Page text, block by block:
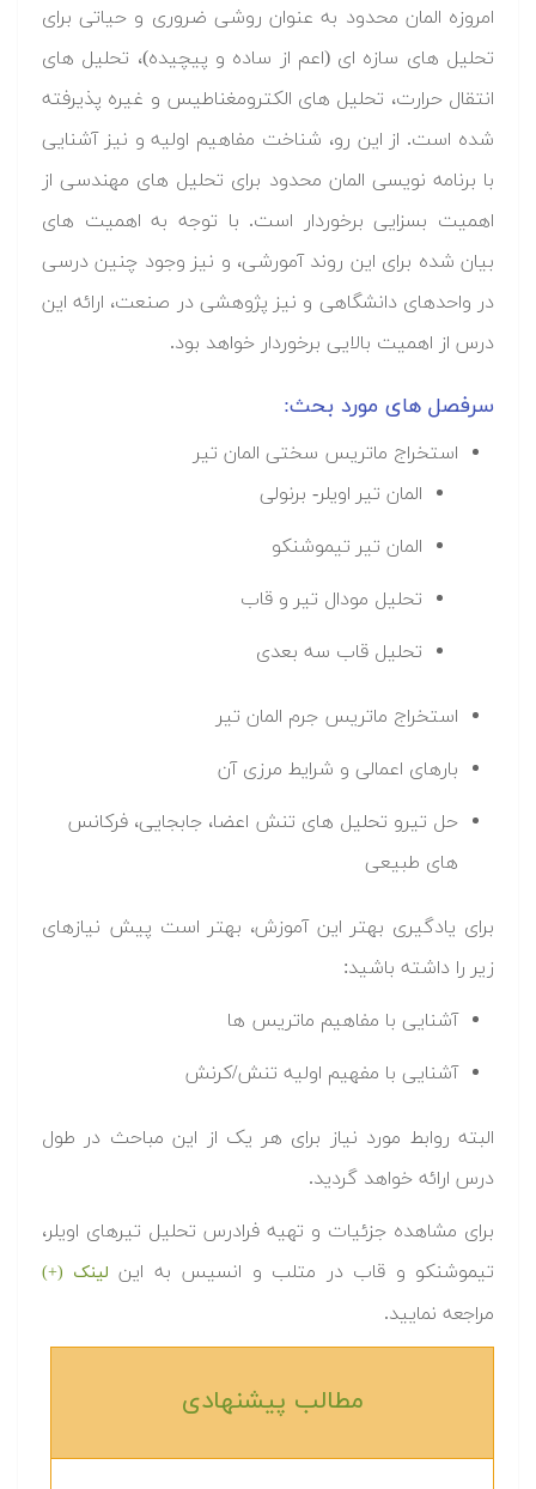
امروزه المان محدود به عنوان روشی ضروری و حیاتی برای
تحلیل های سازه ای (اعم از ساده و پیچیده)، تحلیل های
انتقال حرارت، تحلیل های الکترومغناطیس و غیره پذیرفته
شده است. از این رو، شناخت مفاهیم اولیه و نیز آشنایی
با برنامه نویسی المان محدود برای تحلیل های مهندسی از
اهمیت بسزایی برخوردار است. با توجه به اهمیت های
بیان شده برای این روند آمورشی، و نیز وجود چنین درسی
در واحدهای دانشگاهی و نیز پژوهشی در صنعت، ارائه این
درس از اهمیت بالایی برخوردار خواهد بود.
سرفصل های مورد بحث:
استخراج ماتریس سختی المان تیر
المان تیر اویلر- برنولی
المان تیر تیموشنکو
تحلیل مودال تیر و قاب
تحلیل قاب سه بعدی
استخراج ماتریس جرم المان تیر
بارهای اعمالی و شرایط مرزی آن
حل تیرو تحلیل های تنش اعضا، جابجایی، فرکانس
های طبیعی
برای یادگیری بهتر این آموزش، بهتر است پیش نیازهای
زیر را داشته باشید:
آشنایی با مفاهیم ماتریس ها
آشنایی با مفهیم اولیه تنش/کرنش
البته روابط مورد نیاز برای هر یک از این مباحث در طول
درس ارائه خواهد گردید.
برای مشاهده جزئیات و تهیه فرادرس تحلیل تیرهای اویلر،
تیموشنکو و قاب در متلب و انسیس به این لینک (+)
مراجعه نمایید.
مطالب پیشنهادی‎